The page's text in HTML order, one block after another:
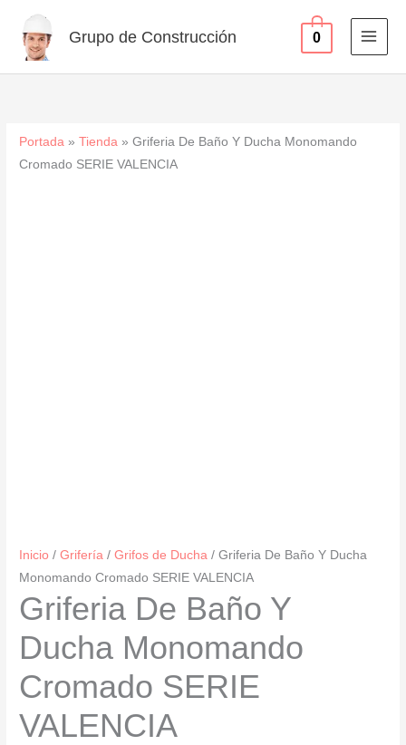
contenido
Grupo de Construcción 0
Portada »Tienda »Griferia De Baño Y Ducha Monomando
Cromado SERIE VALENCIA
Inicio /Grifería /Grifos de Ducha / Griferia De Baño Y Ducha
Monomando Cromado SERIE VALENCIA
Griferia De Baño Y
Ducha Monomando
Cromado SERIE
VALENCIA
Cromado
SERIE